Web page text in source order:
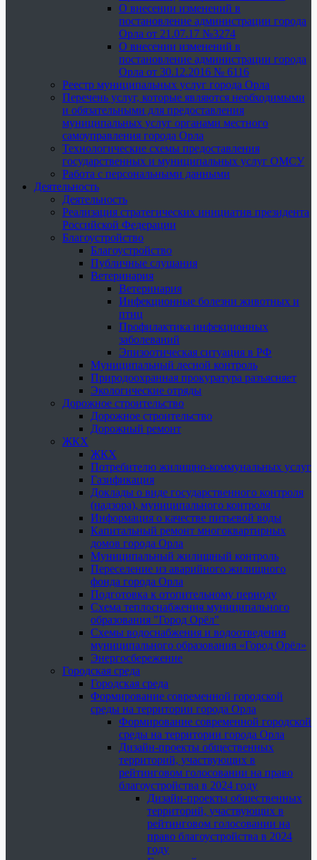
О внесении изменений в
постановление администрации города
Орла от 21.07.17 №3274
О внесении изменений в
постановление администрации города
Орла от 30.12.2016 № 6116
Реестр муниципальных услуг города Орла
Перечень услуг, которые являются необходимыми
и обязательными для предоставления
муниципальных услуг органами местного
самоуправления города Орла
Технологические схемы предоставления
государственных и муниципальных услуг ОМСУ
Работа с персональными данными
Деятельность
Деятельность
Реализация стратегических инициатив президента
Российской Федерации
Благоустройство
Благоустройство
Публичные слушания
Ветеринария
Ветеринария
Инфекционные болезни животных и
птиц
Профилактика инфекционных
заболеваний
Эпизоотическая ситуация в РФ
Муниципальный лесной контроль
Природоохранная прокуратура разъясняет
Экологические отряды
Дорожное строительство
Дорожное строительство
Дорожный ремонт
ЖКХ
ЖКХ
Потребителю жилищно-коммунальных услуг
Газификация
Доклады о виде государственного контроля
(надзора), муниципального контроля
Информация о качестве питьевой воды
Капитальный ремонт многоквартирных
домов города Орла
Муниципальный жилищный контроль
Переселение из аварийного жилищного
фонда города Орла
Подготовка к отопительному периоду
Схема теплоснабжения муниципального
образования "Город Орёл"
Схемы водоснабжения и водоотведения
муниципального образования «Город Орёл»
Энергосбережение
Городская среда
Городская среда
Формирование современной городской
среды на территории города Орла
Формирование современной городской
среды на территории города Орла
Дизайн-проекты общественных
территорий, участвующих в
рейтинговом голосовании на право
благоустройства в 2024 году
Дизайн-проекты общественных
территорий, участвующих в
рейтинговом голосовании на
право благоустройства в 2024
году